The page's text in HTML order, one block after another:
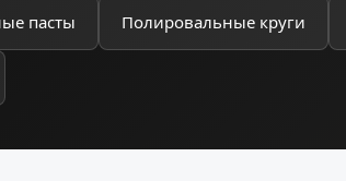
пасты Полировальные круги